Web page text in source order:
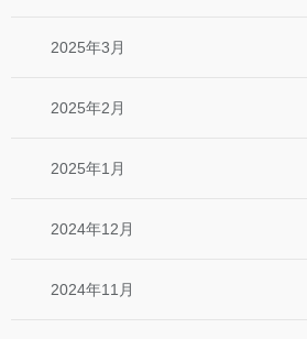
2025年3月
2025年2月
2025年1月
2024年12月
2024年11月